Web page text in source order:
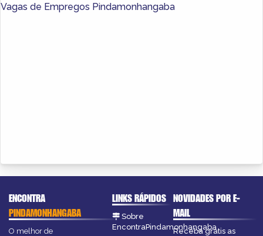
Vagas de Empregos Pindamonhangaba
ENCONTRA
PINDAMONHANGABA
O melhor de
LINKS RÁPIDOS
Sobre
EncontraPindamonhangaba
NOVIDADES POR E-
MAIL
Receba grátis as